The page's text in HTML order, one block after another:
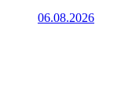
06.08.2026